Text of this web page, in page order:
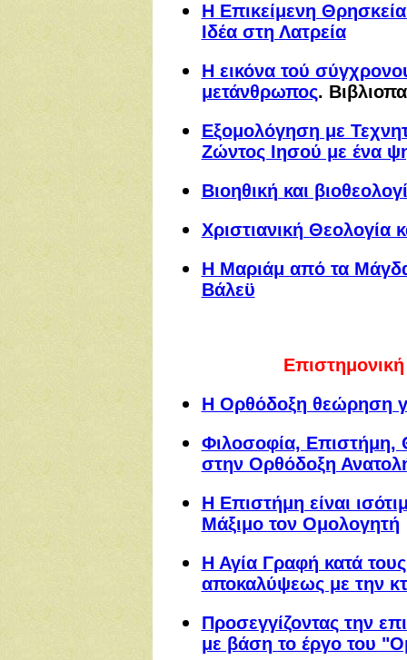
Η Επικείμενη
Ιδέα στη Λατρεία
Η εικόνα τού
μετάνθρωπος.
Εξομολόγηση με
Ζώντος Ιησού με ένα
Βιοηθική και
Χριστιανική Θεολογία
Η Μαριάμ από τα
Βάλεϋ
Η Ορθόδοξη θεώρηση
Φιλοσοφία, Επιστήμη,
στην Ορθόδοξη
Η Επιστήμη είναι
Μάξιμο τον Ομολογητή
Η Αγία Γραφή κατά
αποκαλύψεως με την
Προσεγγίζοντας την
με βάση το έργο του